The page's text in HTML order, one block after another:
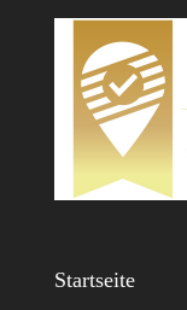
Startseite